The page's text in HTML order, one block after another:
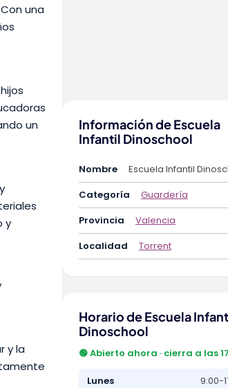
una
un
y
y la
Información de Escuela
Infantil Dinoschool
Nombre
Escuela Infantil
Categoría
Guardería
Provincia
Valencia
Localidad
Torrent
Horario de Escuela
Dinoschool
🟢 Abierto ahora · cierra a las
Lunes 9:00-